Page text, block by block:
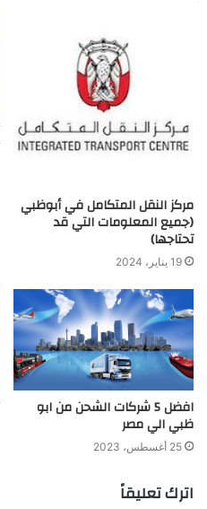
مركز النقل المتكامل في أبوظبي
(جميع المعلومات التي قد
تحتاجها)
19 يناير، 2024
افضل 5 شركات الشحن من ابو
ظبي الي مصر
25 أغسطس، 2023
اترك تعليقاً